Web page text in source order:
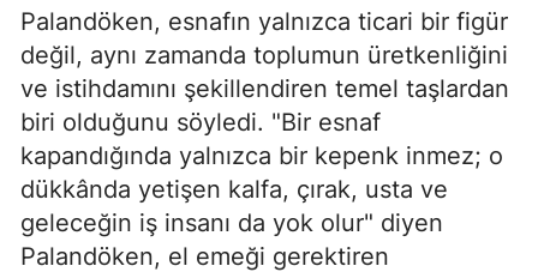
Palandöken, esnafın yalnızca ticari bir figür
değil, aynı zamanda toplumun üretkenliğini
ve istihdamını şekillendiren temel taşlardan
biri olduğunu söyledi. "Bir esnaf
kapandığında yalnızca bir kepenk inmez; o
dükkânda yetişen kalfa, çırak, usta ve
geleceğin iş insanı da yok olur" diyen
Palandöken, el emeği gerektiren